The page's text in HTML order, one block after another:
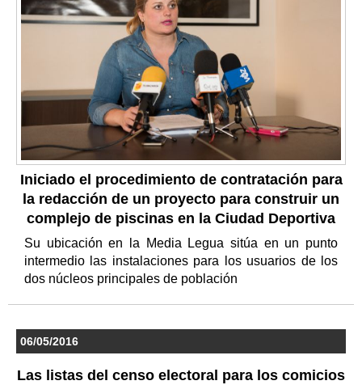
Iniciado el procedimiento de contratación para
la redacción de un proyecto para construir un
complejo de piscinas en la Ciudad Deportiva
Su ubicación en la Media Legua sitúa en un punto
intermedio las instalaciones para los usuarios de los
dos núcleos principales de población
06/05/2016
Las listas del censo electoral para los comicios